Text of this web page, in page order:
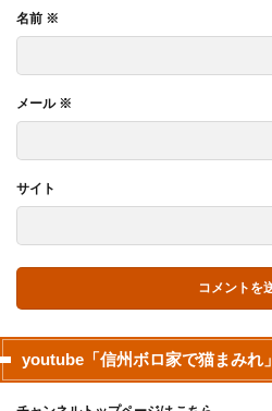
名前 ※
メール ※
サイト
youtube「信州ボロ家で猫まみれ」